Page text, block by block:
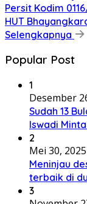
Persit Kodim
HUT
Selengkapnya
Popular Post
1
Desember
Sudah 13
Iswadi
2
Mei 30, 2025
Meninjau
terbaik di
3